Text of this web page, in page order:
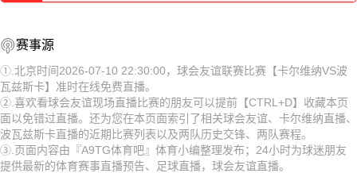
2026-08-17 【球会友谊】 卡尔维纳VS波瓦兹斯卡
2026-08-17 【球会友谊】 卡尔维纳VS波瓦兹斯卡
2026-08-17 【球会友谊】 卡尔维纳VS波瓦兹斯卡
2026-08-17 【球会友谊】 卡尔维纳VS波瓦兹斯卡
2026-08-17 【球会友谊】 卡尔维纳VS波瓦兹斯卡
2026-08-17 【球会友谊】 卡尔维纳VS波瓦兹斯卡
赛事源
①.北京时间2026-07-10 22:30:00，球会友谊联赛比赛【卡尔维纳VS波
瓦兹斯卡】准时在线免费直播。
②.喜欢看球会友谊现场直播比赛的朋友可以提前【CTRL+D】收藏本页
面以免错过直播。还为您在本页面索引了相关球会友谊、卡尔维纳直播、
波瓦兹斯卡直播的近期比赛列表以及两队历史交锋、两队赛程。
③.页面内容由『A9TG体育吧』体育小编整理发布；24小时为球迷朋友
提供最新的体育赛事直播预告、足球直播，球会友谊直播。